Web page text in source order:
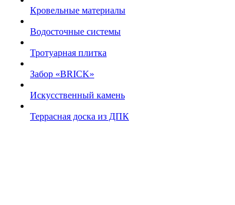
Кровельные материалы
Водосточные системы
Тротуарная плитка
Забор «‎BRICK»‎
Искусственный камень
Террасная доска из ДПК